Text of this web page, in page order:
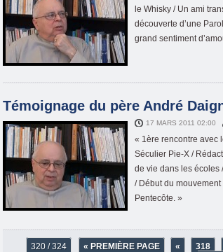
le Whisky / Un ami
découverte d’une
grand sentiment
Témoignage du père André
17 MARS 2011 02:00
« 1ère rencontre avec
Séculier Pie-X /
de vie dans les écoles
/ Début du
Pentecôte. »
320 / 324 « PREMIÈRE PAGE « 318